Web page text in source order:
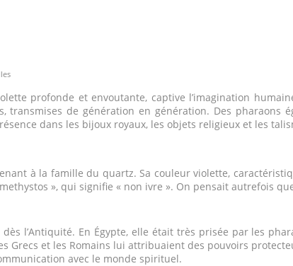
profonde et envoutante, captive l’imagination
de génération en génération. Des pharaons
dans les bijoux royaux, les objets religieux et les
à la famille du quartz. Sa couleur violette,
», qui signifie « non ivre ». On pensait autrefois
l’Antiquité. En Égypte, elle était très prisée par les
Grecs et les Romains lui attribuaient des pouvoirs
avec le monde spirituel.